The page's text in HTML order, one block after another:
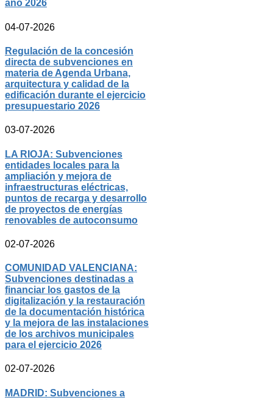
año 2026
04-07-2026
Regulación de la concesión
directa de subvenciones en
materia de Agenda Urbana,
arquitectura y calidad de la
edificación durante el ejercicio
presupuestario 2026
03-07-2026
LA RIOJA: Subvenciones
entidades locales para la
ampliación y mejora de
infraestructuras eléctricas,
puntos de recarga y desarrollo
de proyectos de energías
renovables de autoconsumo
02-07-2026
COMUNIDAD VALENCIANA:
Subvenciones destinadas a
financiar los gastos de la
digitalización y la restauración
de la documentación histórica
y la mejora de las instalaciones
de los archivos municipales
para el ejercicio 2026
02-07-2026
MADRID: Subvenciones a